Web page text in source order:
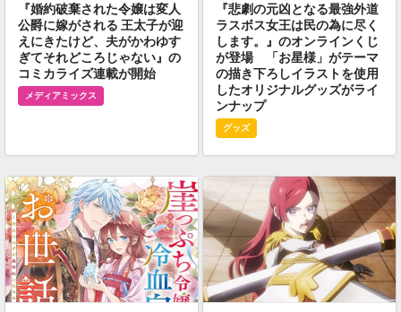
『婚約破棄された令嬢は変人
公爵に嫁がされる 王太子が迎
えにきたけど、夫がかわゆす
ぎてそれどころじゃない』の
コミカライズ連載が開始
メディアミックス
『悲劇の元凶となる最強外道
ラスボス女王は民の為に尽く
します。』のオンラインくじ
が登場 「お星様」がテーマ
の描き下ろしイラストを使用
したオリジナルグッズがライ
ンナップ
グッズ